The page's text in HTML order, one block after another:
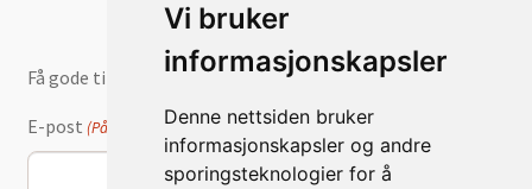
Vi bruker
informasjonskapsler
Denne nettsiden bruker
informasjonskapsler og andre
sporingsteknologier for å
Få gode tilbud og nyheter på e-post
E-post (Påkrevd)